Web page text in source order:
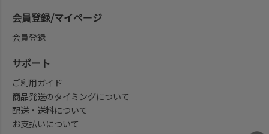
会員登録/マイページ
会員登録
サポート
ご利用ガイド
商品発送のタイミングについて
配送・送料について
お支払いについて